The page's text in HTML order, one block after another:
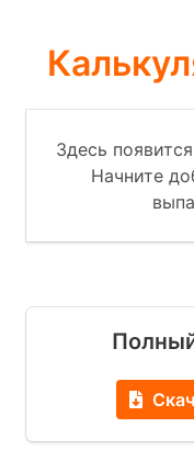
Здесь
Начните